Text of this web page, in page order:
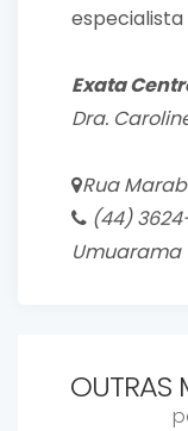
especialista
Exata
Dra.
Rua
(44)
Umuarama
OUTRAS